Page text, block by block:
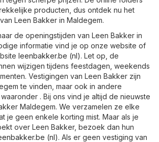
producten, dus ontdek nu het
Leen Bakker in Maldegem.
de openingstijden van Leen Bakker in
informatie vind je op onze website of
leenbakker.be (nl). Let op, de
wijzigen tijdens feestdagen, weekends
Vestigingen van Leen Bakker zijn
te vinden, maar ook in andere
. Bij ons vind je altijd de nieuwste
Maldegem. We verzamelen ze elke
je geen enkele korting mist. Maar als je
over Leen Bakker, bezoek dan hun
(nl). Als er geen vestiging van